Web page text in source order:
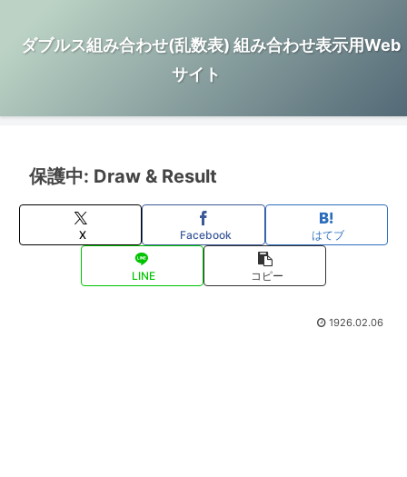
ダブルス組み合わせ(乱数表) 組み合わせ表示用Web
サイト
保護中: Draw & Result
X Facebook はてブ
LINE コピー
1926.02.06